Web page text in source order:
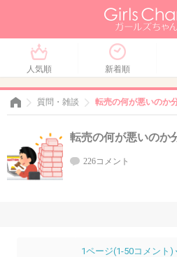
人気順 新着順
質問・雑談 転売の何が悪いのか
転売の何が悪いのか
226コメント
1ページ(1-50コメント)